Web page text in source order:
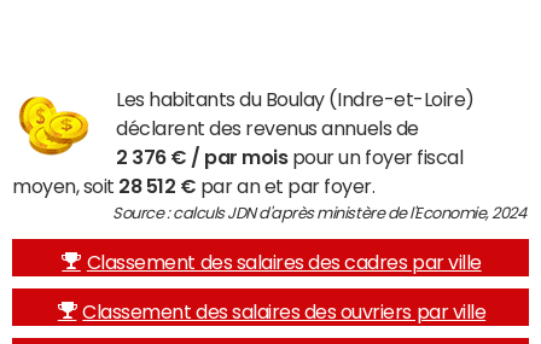
Les habitants du Boulay (Indre-et-Loire)
déclarent des revenus annuels de
2 376 € / par moispour un foyer fiscal
moyen, soit 28 512 € par an et par foyer.
Source : calculs JDN d'après ministère de l'Economie, 2024
Classement des salaires des cadres par ville
Classement des salaires des ouvriers par ville